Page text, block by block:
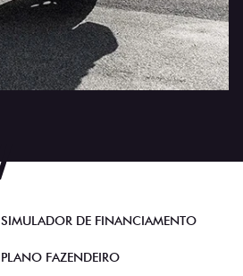
SIMULADOR DE FINANCIAMENTO
PLANO FAZENDEIRO